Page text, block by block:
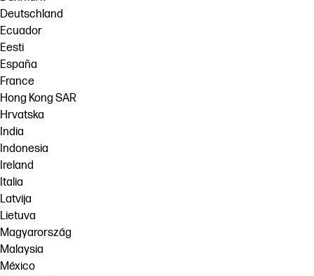
Deutschland
Ecuador
Eesti
España
France
Hong Kong SAR
Hrvatska
India
Indonesia
Ireland
Italia
Latvija
Lietuva
Magyarország
Malaysia
México